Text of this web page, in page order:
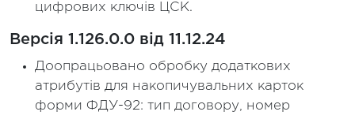
цифрових ключів ЦСК.
Версія 1.126.0.0 від 11.12.24
Доопрацьовано обробку додаткових
атрибутів для накопичувальних карток
форми ФДУ-92: тип договору, номер